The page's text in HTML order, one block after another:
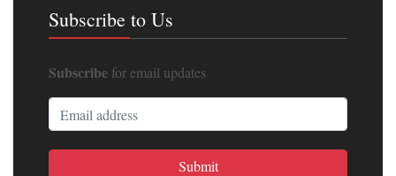
Subscribe to Us
Subscribe for email updates